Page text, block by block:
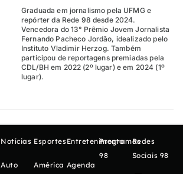
Graduada em jornalismo pela UFMG e
repórter da Rede 98 desde 2024.
Vencedora do 13° Prêmio Jovem Jornalista
Fernando Pacheco Jordão, idealizado pelo
Instituto Vladimir Herzog. Também
participou de reportagens premiadas pela
CDL/BH em 2022 (2º lugar) e em 2024 (1º
lugar).
Notícias
Auto
Esportes
América
Entretenimento
Agenda
Programas
98
Redes
Sociais 98